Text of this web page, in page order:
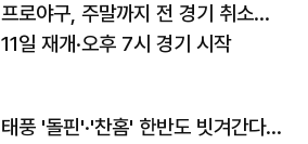
프로야구, 주말까지 전 경기 취소…
11일 재개·오후 7시 경기 시작
태풍 '돌핀'·'찬홈' 한반도 빗겨간다…